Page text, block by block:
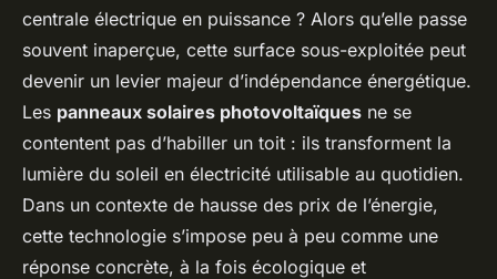
centrale électrique en puissance ? Alors qu’elle passe
souvent inaperçue, cette surface sous-exploitée peut
devenir un levier majeur d’indépendance énergétique.
Les panneaux solaires photovoltaïques ne se
contentent pas d’habiller un toit : ils transforment la
lumière du soleil en électricité utilisable au quotidien.
Dans un contexte de hausse des prix de l’énergie,
cette technologie s’impose peu à peu comme une
réponse concrète, à la fois écologique et